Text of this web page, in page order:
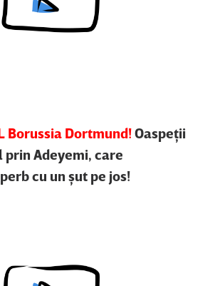
Borussia Dortmund!Oaspeţii
prin Adeyemi, care
cu un şut pe jos!